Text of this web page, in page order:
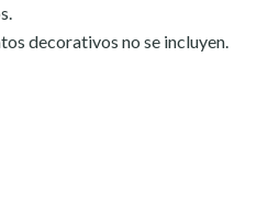
decorativos no se incluyen.